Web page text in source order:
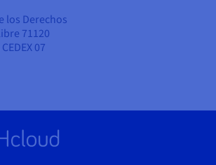
los Derechos
71120
07